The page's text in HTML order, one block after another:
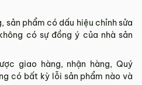
sản phẩm có dấu hiệu chỉnh sửa
có sự đồng ý của nhà sản
giao hàng, nhận hàng, Quý
có bất kỳ lỗi sản phẩm nào và